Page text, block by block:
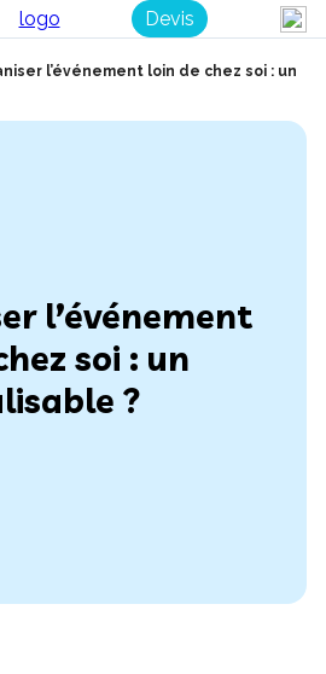
Devis
l’événement loin de chez soi : un
l’événement
soi : un
?